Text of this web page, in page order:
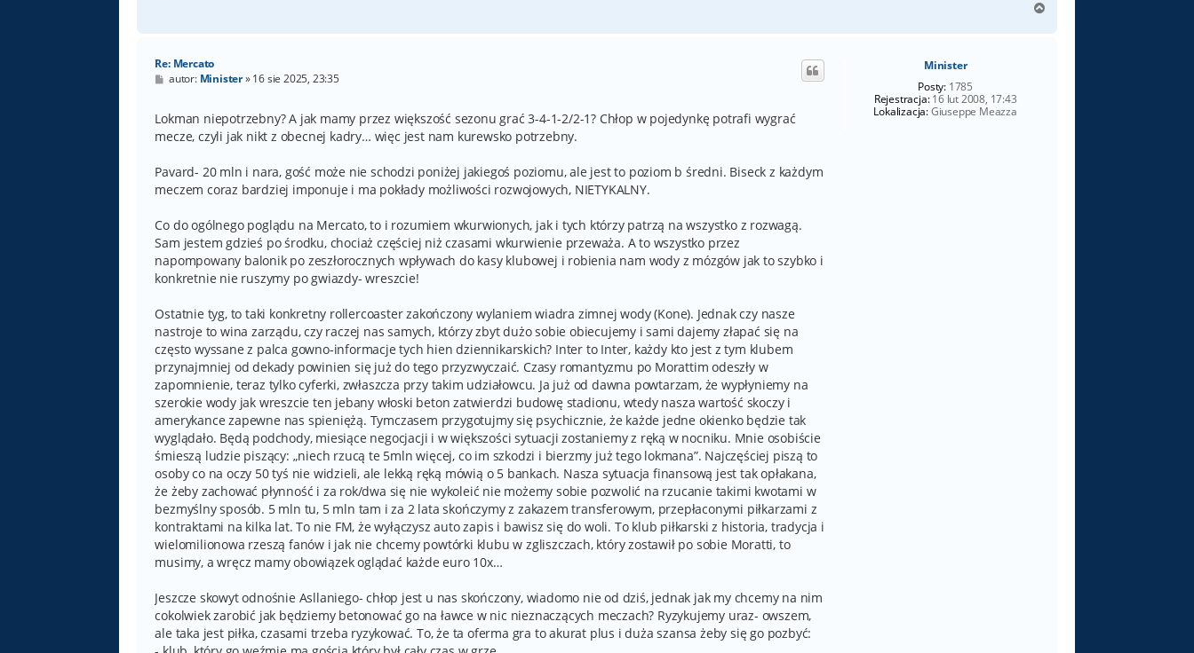
g
Minister
Posty: 1785
Rejestracja:16 lut 2008, 17:43
Lokalizacja:Giuseppe Meazza
Re: Mercato
P
t
autor: Minister»16 sie 2025, 23:35
Lokman niepotrzebny? A jak mamy przez większość sezonu grać 3-4-1-2/2-1? Chłop w pojedynkę potrafi wygrać
mecze, czyli jak nikt z obecnej kadry… więc jest nam kurewsko potrzebny.
Pavard- 20 mln i nara, gość może nie schodzi poniżej jakiegoś poziomu, ale jest to poziom b średni. Biseck z każdym
meczem coraz bardziej imponuje i ma pokłady możliwości rozwojowych, NIETYKALNY.
Co do ogólnego poglądu na Mercato, to i rozumiem wkurwionych, jak i tych którzy patrzą na wszystko z rozwagą.
Sam jestem gdzieś po środku, chociaż częściej niż czasami wkurwienie przeważa. A to wszystko przez
napompowany balonik po zeszłorocznych wpływach do kasy klubowej i robienia nam wody z mózgów jak to szybko i
konkretnie nie ruszymy po gwiazdy- wreszcie!
Ostatnie tyg, to taki konkretny rollercoaster zakończony wylaniem wiadra zimnej wody (Kone). Jednak czy nasze
nastroje to wina zarządu, czy raczej nas samych, którzy zbyt dużo sobie obiecujemy i sami dajemy złapać się na
często wyssane z palca gowno-informacje tych hien dziennikarskich? Inter to Inter, każdy kto jest z tym klubem
przynajmniej od dekady powinien się już do tego przyzwyczaić. Czasy romantyzmu po Morattim odeszły w
zapomnienie, teraz tylko cyferki, zwłaszcza przy takim udziałowcu. Ja już od dawna powtarzam, że wypłyniemy na
szerokie wody jak wreszcie ten jebany włoski beton zatwierdzi budowę stadionu, wtedy nasza wartość skoczy i
amerykance zapewne nas spieniężą. Tymczasem przygotujmy się psychicznie, że każde jedne okienko będzie tak
wyglądało. Będą podchody, miesiące negocjacji i w większości sytuacji zostaniemy z ręką w nocniku. Mnie osobiście
śmieszą ludzie piszący: „niech rzucą te 5mln więcej, co im szkodzi i bierzmy już tego lokmana”. Najczęściej piszą to
osoby co na oczy 50 tyś nie widzieli, ale lekką ręką mówią o 5 bankach. Nasza sytuacja finansową jest tak opłakana,
że żeby zachować płynność i za rok/dwa się nie wykoleić nie możemy sobie pozwolić na rzucanie takimi kwotami w
bezmyślny sposób. 5 mln tu, 5 mln tam i za 2 lata skończymy z zakazem transferowym, przepłaconymi piłkarzami z
kontraktami na kilka lat. To nie FM, że wyłączysz auto zapis i bawisz się do woli. To klub piłkarski z historia, tradycja i
wielomilionowa rzeszą fanów i jak nie chcemy powtórki klubu w zgliszczach, który zostawił po sobie Moratti, to
musimy, a wręcz mamy obowiązek oglądać każde euro 10x…
Jeszcze skowyt odnośnie Asllaniego- chłop jest u nas skończony, wiadomo nie od dziś, jednak jak my chcemy na nim
cokolwiek zarobić jak będziemy betonować go na ławce w nic nieznaczących meczach? Ryzykujemy uraz- owszem,
ale taka jest piłka, czasami trzeba ryzykować. To, że ta oferma gra to akurat plus i duża szansa żeby się go pozbyć: